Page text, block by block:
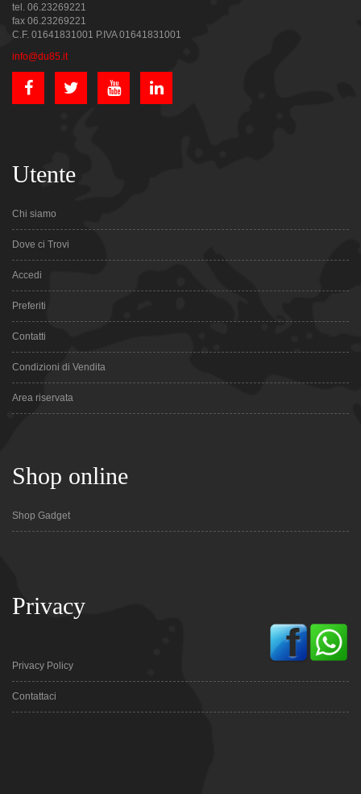
tel. 06.23269221
fax 06.23269221
C.F. 01641831001 P.IVA 01641831001
info@du85.it
Utente
Chi siamo
Dove ci Trovi
Accedi
Preferiti
Contatti
Condizioni di Vendita
Area riservata
Shop online
Shop Gadget
Privacy
Privacy Policy
Contattaci